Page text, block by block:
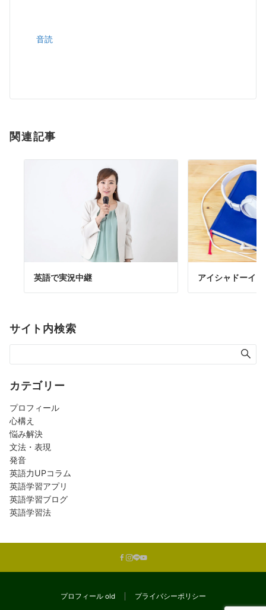
音読
関連記事
英語で実況中継 アイシャドーイン
サイト内検索
カテゴリー
プロフィール
心構え
悩み解決
文法・表現
発音
英語力UPコラム
英語学習アプリ
英語学習ブログ
英語学習法
プロフィール old プライバシーポリシー